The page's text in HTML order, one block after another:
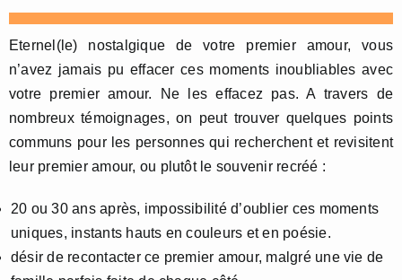
Eternel(le) nostalgique de votre premier amour, vous
n’avez jamais pu effacer ces moments inoubliables avec
votre premier amour. Ne les effacez pas. A travers de
nombreux témoignages, on peut trouver quelques points
communs pour les personnes qui recherchent et revisitent
leur premier amour, ou plutôt le souvenir recréé :
20 ou 30 ans après, impossibilité d’oublier ces moments
uniques, instants hauts en couleurs et en poésie.
désir de recontacter ce premier amour, malgré une vie de